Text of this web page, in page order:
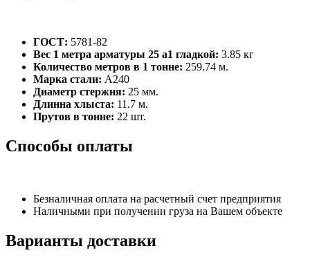
ГОСТ: 5781-82
Вес 1 метра арматуры 25 а1 гладкой: 3.85 кг
Количество метров в 1 тонне: 259.74 м.
Марка стали: А240
Диаметр стержня: 25 мм.
Длинна хлыста: 11.7 м.
Прутов в тонне: 22 шт.
Способы оплаты
Безналичная оплата на расчетный счет предприятия
Наличными при получении груза на Вашем объекте
Варианты доставки